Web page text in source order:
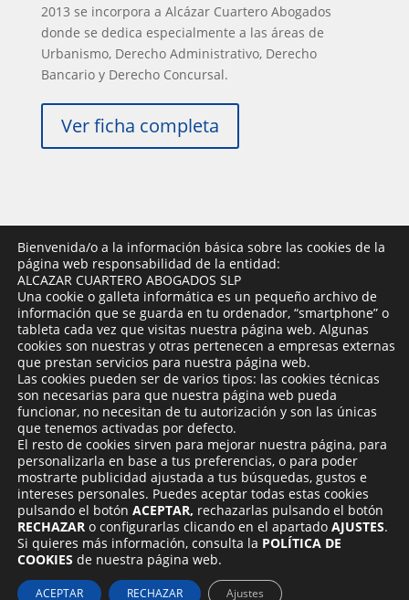
2013 se incorpora a Alcázar Cuartero Abogados
donde se dedica especialmente a las áreas de
Urbanismo, Derecho Administrativo, Derecho
Bancario y Derecho Concursal.
Ver ficha completa
LA FIRMA
ÁREAS DE PRÁCTICA
PROFESIONALES
ALIANZA
CONTACTO
Aviso Legal y Política de Privacidad|
Bienvenida/o a la información básica sobre las cookies de la
página web responsabilidad de la entidad:
ALCAZAR CUARTERO ABOGADOS SLP
Una cookie o galleta informática es un pequeño archivo de
información que se guarda en tu ordenador, “smartphone” o
tableta cada vez que visitas nuestra página web. Algunas
cookies son nuestras y otras pertenecen a empresas externas
que prestan servicios para nuestra página web.
Las cookies pueden ser de varios tipos: las cookies técnicas
son necesarias para que nuestra página web pueda
funcionar, no necesitan de tu autorización y son las únicas
que tenemos activadas por defecto.
El resto de cookies sirven para mejorar nuestra página, para
personalizarla en base a tus preferencias, o para poder
mostrarte publicidad ajustada a tus búsquedas, gustos e
intereses personales. Puedes aceptar todas estas cookies
pulsando el botón ACEPTAR, rechazarlas pulsando el botón
RECHAZAR o configurarlas clicando en el apartado AJUSTES.
Si quieres más información, consulta la POLÍTICA DE
COOKIES de nuestra página web.
ACEPTAR RECHAZAR Ajustes